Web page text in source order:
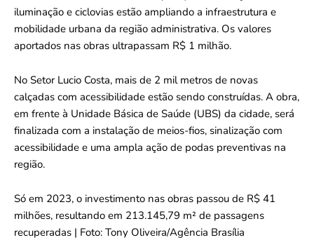
iluminação e ciclovias estão ampliando a infraestrutura e
mobilidade urbana da região administrativa. Os valores
aportados nas obras ultrapassam R$ 1 milhão.
No Setor Lucio Costa, mais de 2 mil metros de novas
calçadas com acessibilidade estão sendo construídas. A obra,
em frente à Unidade Básica de Saúde (UBS) da cidade, será
finalizada com a instalação de meios-fios, sinalização com
acessibilidade e uma ampla ação de podas preventivas na
região.
Só em 2023, o investimento nas obras passou de R$ 41
milhões, resultando em 213.145,79 m² de passagens
recuperadas | Foto: Tony Oliveira/Agência Brasília